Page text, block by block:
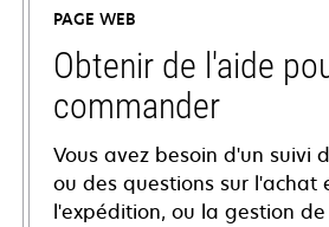
PAGE WEB
Obtenir de l'aide
commander
Vous avez besoin d'un suivi
ou des questions sur l'achat
l'expédition, ou la gestion